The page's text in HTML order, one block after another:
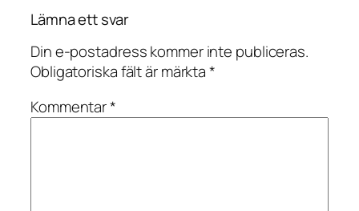
Lämna ett svar
Din e-postadress kommer inte publiceras.
Obligatoriska fält är märkta*
Kommentar*